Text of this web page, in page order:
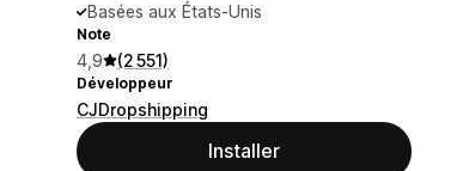
Basées aux États-Unis
Note
4,9 (2 551)
Développeur
CJDropshipping
Installer